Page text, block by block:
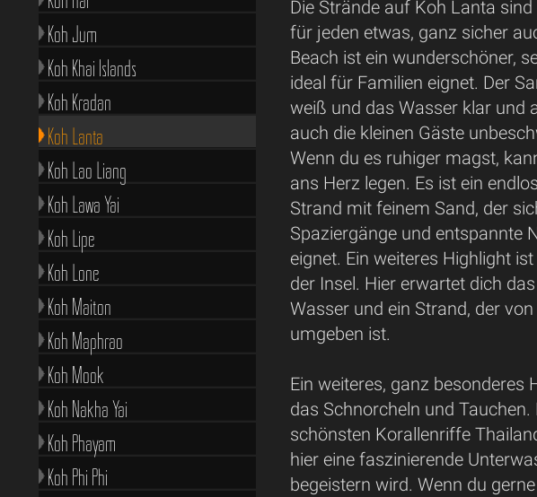
Die Strände auf Koh Lanta
für jeden etwas, ganz sicher
Beach ist ein wunderschöner,
ideal für Familien eignet. Der
weiß und das Wasser klar und
auch die kleinen Gäste
Wenn du es ruhiger magst,
ans Herz legen. Es ist ein
Strand mit feinem Sand, der
Spaziergänge und entspannte
eignet. Ein weiteres Highlight
der Insel. Hier erwartet dich
Wasser und ein Strand, der
umgeben ist.
Ein weiteres, ganz besonderes
das Schnorcheln und
schönsten Korallenriffe
hier eine faszinierende
begeistern wird. Wenn du
Koh Jum
Koh Khai Islands
Koh Kradan
Koh Lanta
Koh Lao Liang
Koh Lawa Yai
Koh Lipe
Koh Lone
Koh Maiton
Koh Maphrao
Koh Mook
Koh Nakha Yai
Koh Phayam
Koh Phi Phi